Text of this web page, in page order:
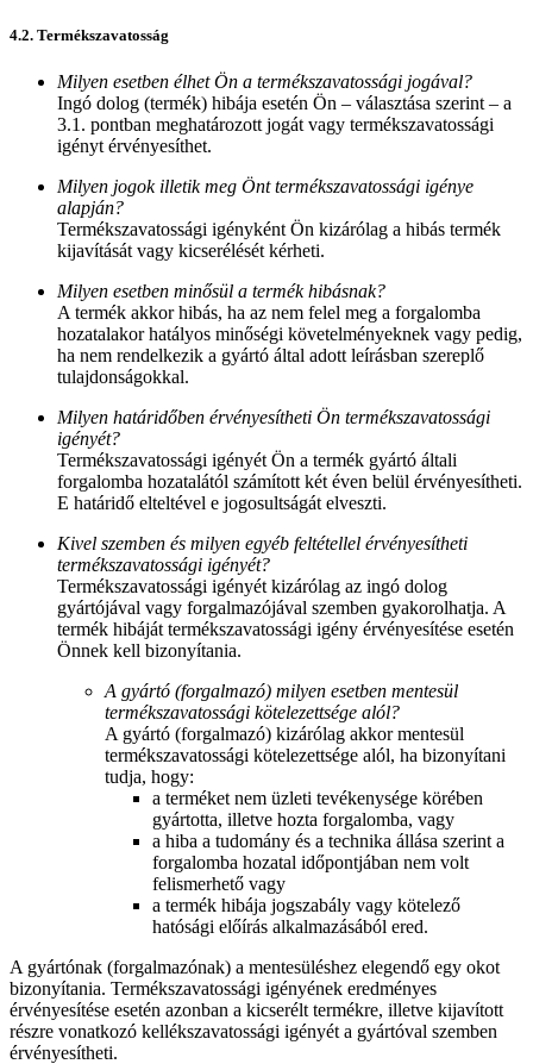
4.2. Termékszavatosság
Milyen esetben élhet Ön a termékszavatossági jogával?
Ingó dolog (termék) hibája esetén Ön – választása szerint – a
3.1. pontban meghatározott jogát vagy termékszavatossági
igényt érvényesíthet.
Milyen jogok illetik meg Önt termékszavatossági igénye
alapján?
Termékszavatossági igényként Ön kizárólag a hibás termék
kijavítását vagy kicserélését kérheti.
Milyen esetben minősül a termék hibásnak?
A termék akkor hibás, ha az nem felel meg a forgalomba
hozatalakor hatályos minőségi követelményeknek vagy pedig,
ha nem rendelkezik a gyártó által adott leírásban szereplő
tulajdonságokkal.
Milyen határidőben érvényesítheti Ön termékszavatossági
igényét?
Termékszavatossági igényét Ön a termék gyártó általi
forgalomba hozatalától számított két éven belül érvényesítheti.
E határidő elteltével e jogosultságát elveszti.
Kivel szemben és milyen egyéb feltétellel érvényesítheti
termékszavatossági igényét?
Termékszavatossági igényét kizárólag az ingó dolog
gyártójával vagy forgalmazójával szemben gyakorolhatja. A
termék hibáját termékszavatossági igény érvényesítése esetén
Önnek kell bizonyítania.
A gyártó (forgalmazó) milyen esetben mentesül
termékszavatossági kötelezettsége alól?
A gyártó (forgalmazó) kizárólag akkor mentesül
termékszavatossági kötelezettsége alól, ha bizonyítani
tudja, hogy:
a terméket nem üzleti tevékenysége körében
gyártotta, illetve hozta forgalomba, vagy
a hiba a tudomány és a technika állása szerint a
forgalomba hozatal időpontjában nem volt
felismerhető vagy
a termék hibája jogszabály vagy kötelező
hatósági előírás alkalmazásából ered.
A gyártónak (forgalmazónak) a mentesüléshez elegendő egy okot
bizonyítania. Termékszavatossági igényének eredményes
érvényesítése esetén azonban a kicserélt termékre, illetve kijavított
részre vonatkozó kellékszavatossági igényét a gyártóval szemben
érvényesítheti.